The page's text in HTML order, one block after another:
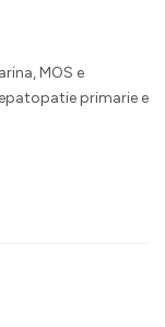
MOS e
primarie e